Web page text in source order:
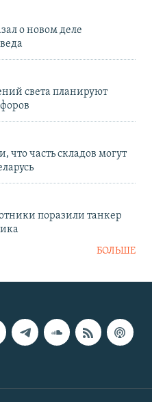
о новом деле
света планируют
часть складов могут
поразили танкер
БОЛЬШЕ